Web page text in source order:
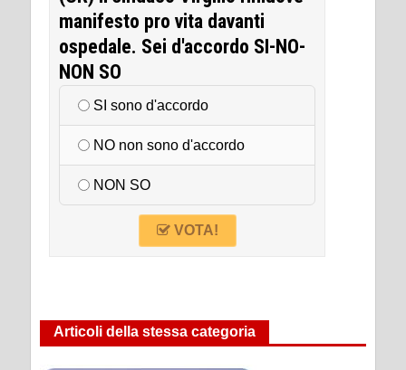
manifesto pro vita davanti
ospedale. Sei d'accordo SI-NO-
NON SO
SI sono d'accordo
NO non sono d'accordo
NON SO
VOTA!
Articoli della stessa categoria